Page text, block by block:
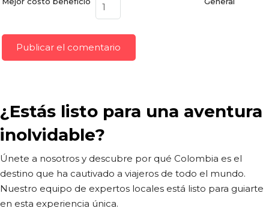
¿Estás listo para una aventura
inolvidable?
Únete a nosotros y descubre por qué Colombia es el
destino que ha cautivado a viajeros de todo el mundo.
Nuestro equipo de expertos locales está listo para guiarte
en esta experiencia única.